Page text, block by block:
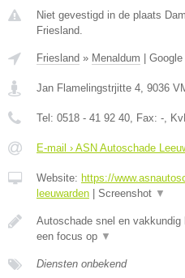
Niet gevestigd in de plaats
Friesland.
Friesland » Menaldum
Jan Flamelingstrjitte 4 9036
Tel: 0518 - 41 92 40 , Fax: - ,
E-mail › ASN Autoschade
Website: https://
leeuwarden
Screenshot ▼
Autoschade snel en
een focus op ▼
Diensten onbekend